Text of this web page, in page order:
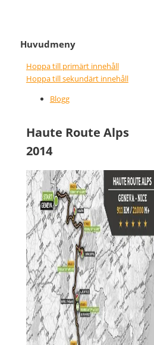
Nice wins nothing
faster
Huvudmeny
Hoppa till primärt innehåll
Hoppa till sekundärt innehåll
Blogg
Haute Route Alps
2014